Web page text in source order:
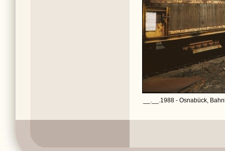
__.__.1988 - Osnabück,